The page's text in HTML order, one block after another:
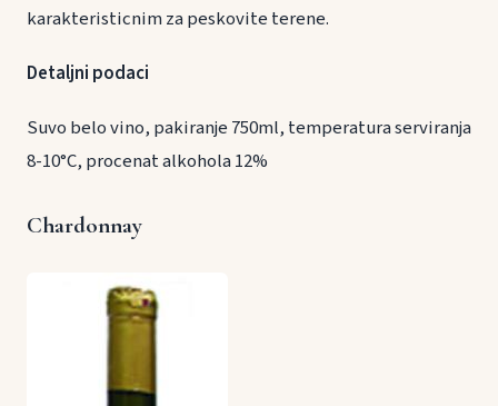
karakteristicnim za peskovite terene.
Detaljni podaci
Suvo belo vino, pakiranje 750ml, temperatura serviranja
8-10°C, procenat alkohola 12%
Chardonnay